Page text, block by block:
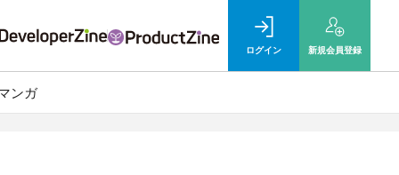
ログイン 新規会員登録
ンガ